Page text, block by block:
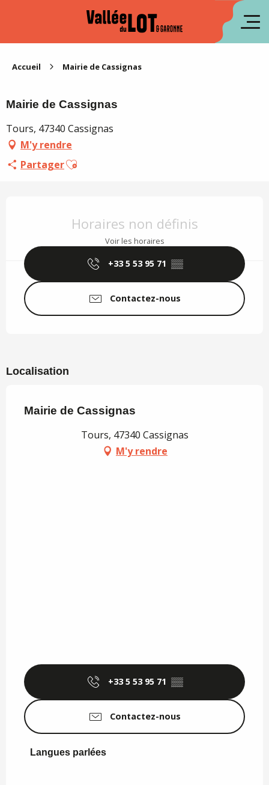
Accueil Mairie de Cassignas
Mairie de Cassignas
Tours, 47340 Cassignas
M'y rendre
PartagerAjouter aux favoris
Horaires non définis
Voir les horaires
+33 5 53 95 71 ▒▒
Contactez-nous
Localisation
Mairie de Cassignas
Tours, 47340 Cassignas
M'y rendre
+33 5 53 95 71 ▒▒
Contactez-nous
Langues parlées
Langues parlées